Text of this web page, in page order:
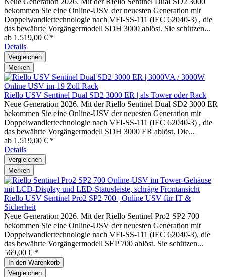
bekommen Sie eine Online-USV der neuesten Generation mit
Doppelwandlertechnologie nach VFI-SS-111 (IEC 62040-3) , die
das bewährte Vorgängermodell SDH 3000 ablöst. Sie schützen...
ab 1.519,00 € *
Details
Vergleichen
Merken
Riello USV Sentinel Dual SD2 3000 ER | als Tower oder Rack
Neue Generation 2026. Mit der Riello Sentinel Dual SD2 3000 ER
bekommen Sie eine Online-USV der neuesten Generation mit
Doppelwandlertechnologie nach VFI-SS-111 (IEC 62040-3) , die
das bewährte Vorgängermodell SDH 3000 ER ablöst. Die...
ab 1.519,00 € *
Details
Vergleichen
Merken
Riello USV Sentinel Pro2 SP2 700 | Online USV für IT &
Sicherheit
Neue Generation 2026. Mit der Riello Sentinel Pro2 SP2 700
bekommen Sie eine Online-USV der neuesten Generation mit
Doppelwandlertechnologie nach VFI-SS-111 (IEC 62040-3), die
das bewährte Vorgängermodell SEP 700 ablöst. Sie schützen...
569,00 € *
In den Warenkorb
Vergleichen